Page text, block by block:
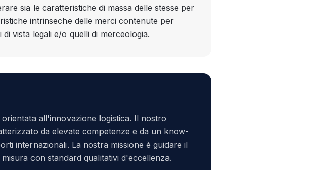
sia le caratteristiche di massa delle stesse per
intrinseche delle merci contenute per
vista legali e/o quelli di merceologia.
all'innovazione logistica. Il nostro
da elevate competenze e da un know-
internazionali. La nostra missione è guidare il
con standard qualitativi d'eccellenza.